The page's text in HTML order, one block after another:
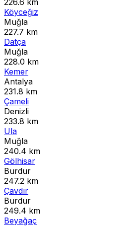
Köyceğiz
Muğla
227.7 km
Datça
Muğla
228.0 km
Kemer
Antalya
231.8 km
Çameli
Denizli
233.8 km
Ula
Muğla
240.4 km
Gölhisar
Burdur
247.2 km
Çavdır
Burdur
249.4 km
Beyağaç